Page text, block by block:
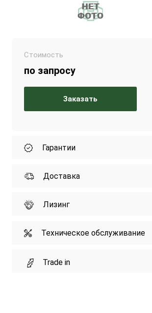
Стоимость
по запросу
Заказать
Гарантии
Доставка
Лизинг
Техническое обслуживание
Trade in